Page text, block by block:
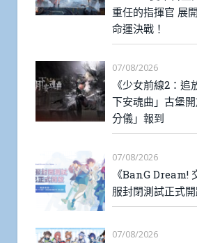
重任的指揮官 展
命運決戰！
07/08/2026
《少女前線2：
下安魂曲」古堡
分儀」報到
07/08/2026
《BanG Dream!
服封閉測試正式
07/08/2026